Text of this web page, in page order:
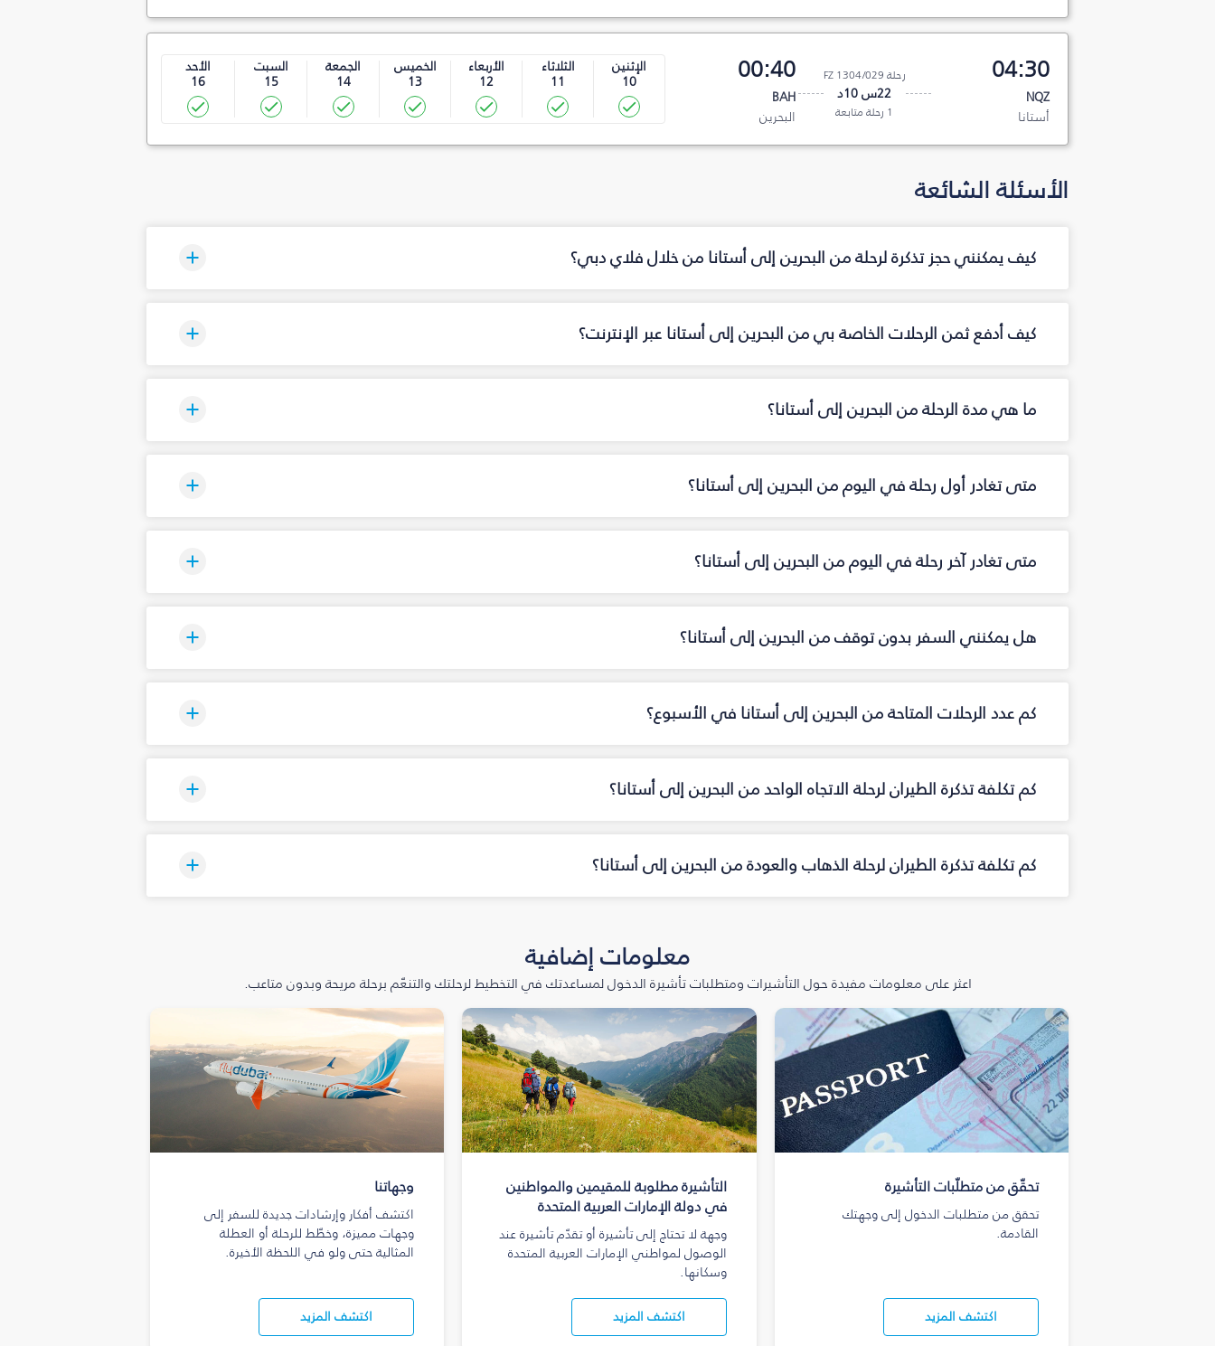
04:30
NQZ
أستانا
رحلة FZ 1304/029
22س 10د
1 رحلة متابعة
00:40
BAH
البحرين
الإثنين
10
الثلاثاء
11
الأربعاء
12
الخميس
13
الجمعة
14
السبت
15
الأحد
16
الأسئلة الشائعة
كيف يمكنني حجز تذكرة لرحلة من البحرين إلى أستانا من خلال فلاي دبي؟
كيف أدفع ثمن الرحلات الخاصة بي من البحرين إلى أستانا عبر الإنترنت؟
ما هي مدة الرحلة من البحرين إلى أستانا؟
متى تغادر أول رحلة في اليوم من البحرين إلى أستانا؟
متى تغادر آخر رحلة في اليوم من البحرين إلى أستانا؟
هل يمكنني السفر بدون توقف من البحرين إلى أستانا؟
كم عدد الرحلات المتاحة من البحرين إلى أستانا في الأسبوع؟
كم تكلفة تذكرة الطيران لرحلة الاتجاه الواحد من البحرين إلى أستانا؟
كم تكلفة تذكرة الطيران لرحلة الذهاب والعودة من البحرين إلى أستانا؟
معلومات إضافية
اعثر على معلومات مفيدة حول التأشيرات ومتطلبات تأشيرة الدخول لمساعدتك في التخطيط لرحلتك والتنعّم برحلة مريحة وبدون متاعب.
تحقّق من متطلّبات التأشيرة
تحقق من متطلبات الدخول إلى وجهتك
القادمة.
اكتشف المزيد
التأشيرة مطلوبة للمقيمين والمواطنين
في دولة الإمارات العربية المتحدة
وجهة لا تحتاج إلى تأشيرة أو تقدّم تأشيرة عند
الوصول لمواطني الإمارات العربية المتحدة
وسكانها.
اكتشف المزيد
وجهاتنا
اكتشف أفكار وإرشادات جديدة للسفر إلى
وجهات مميزة، وخطّط للرحلة أو العطلة
المثالية حتى ولو في اللحظة الأخيرة.
اكتشف المزيد